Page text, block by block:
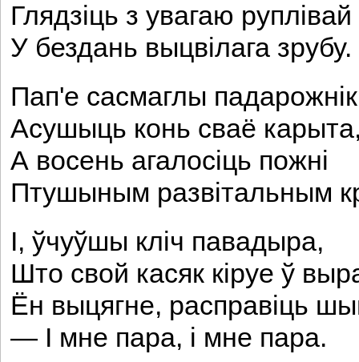
Глядзіць з увагаю руплівай
У бездань выцвілага зрубу.
Пап'е сасмаглы
Асушыць конь сваё
А восень агалосіць пожні
Птушыным развітальным
I, ўчуўшы кліч павадыра,
Што свой касяк кіруе ў
Ён выцягне, расправіць
— I мне пара, і мне пара.